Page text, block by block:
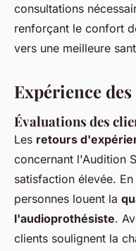
consultations
renforçant le confort
vers une meilleure
Expérience
Évaluations des
Les retours
concernant l'Audition
satisfaction élevée.
personnes louent la
l'audioprothésiste.
clients soulignent la